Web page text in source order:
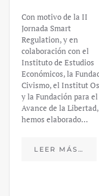
Con motivo de la II
Jornada Smart
Regulation, y en
colaboración con el
Instituto de Estudios
Económicos, la
Civismo, el Institut
y la Fundación para el
Avance de la Libertad,
hemos elaborado…
LEER MÁS…